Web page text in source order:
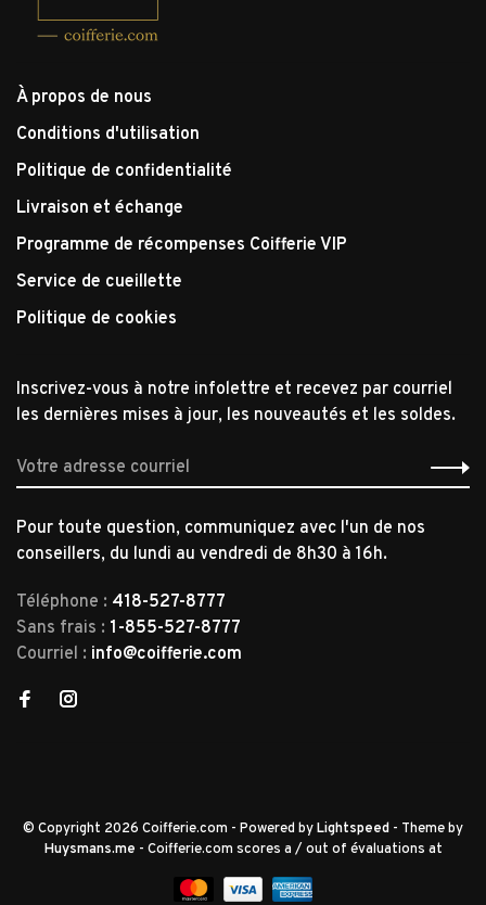
À propos de nous
Conditions d'utilisation
Politique de confidentialité
Livraison et échange
Programme de récompenses Coifferie VIP
Service de cueillette
Politique de cookies
Inscrivez-vous à notre infolettre et recevez par courriel
les dernières mises à jour, les nouveautés et les soldes.
Pour toute question, communiquez avec l'un de nos
conseillers, du lundi au vendredi de 8h30 à 16h.
Téléphone : 418-527-8777
Sans frais : 1-855-527-8777
Courriel : info@coifferie.com
© Copyright 2026 Coifferie.com - Powered byLightspeed - Theme by
Huysmans.me - Coifferie.com scores a / out of évaluations at